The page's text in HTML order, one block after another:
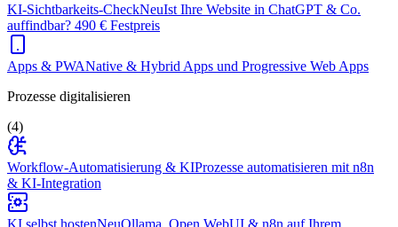
KI-Sichtbarkeits-CheckNeuIst Ihre Website in ChatGPT & Co.
auffindbar? 490 € Festpreis
Apps & PWANative & Hybrid Apps und Progressive Web Apps
Prozesse digitalisieren
(4)
Workflow-Automatisierung & KIProzesse automatisieren mit n8n
& KI-Integration
KI selbst hostenNeuOllama, Open WebUI & n8n auf Ihrem